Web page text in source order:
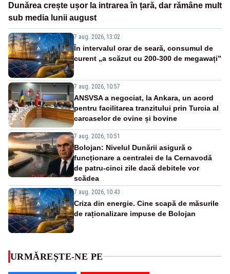
Dunărea crește ușor la intrarea în țară, dar rămâne mult
sub media lunii august
7 aug. 2026, 13:02
În intervalul orar de seară, consumul de
curent „a scăzut cu 200-300 de megawați”
7 aug. 2026, 10:57
ANSVSA a negociat, la Ankara, un acord
pentru facilitarea tranzitului prin Turcia al
carcaselor de ovine și bovine
7 aug. 2026, 10:51
Bolojan: Nivelul Dunării asigură o
funcționare a centralei de la Cernavodă
de patru-cinci zile dacă debitele vor
scădea
7 aug. 2026, 10:43
Criza din energie. Cine scapă de măsurile
de raționalizare impuse de Bolojan
URMĂREȘTE-NE PE